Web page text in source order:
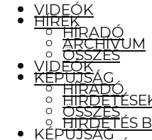
VIDEÓK
HÍRADÓ
ÖSSZES
KÉPÚJSÁG
HIRDETÉS
HÍREK
ARCHÍVUM
VIDEÓK
HÍRADÓ
ÖSSZES
KÉPÚJSÁG